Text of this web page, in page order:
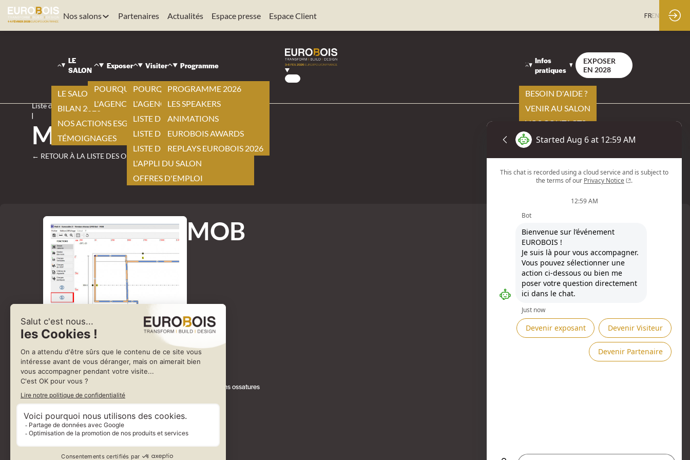
Nos salons Partenaires Actualités Espace presse Espace Client FREN
EUROBOIS
Visiter
Liste des offres
|
MOB
← RETOUR À LA LISTE DES OFFRES
MOB
MOB vous permet en un temps record de dimensionner vos construcitons ossatures
Dans cette version vous avez la nouvelle interface
Le zonage amélioré
... il ne reste qu'à construire... et réduire votre consommation de bois !
LE
SALON
LE SALON 2026
BILAN 2026
NOS ACTIONS ESG
TÉMOIGNAGES
Exposer
POURQUOI EXPOSER ?
L'AGENCEMENT BY EUROBOIS
Visiter
POURQUOI VISITER ?
L'AGENCEMENT BY EUROBOIS
LISTE DES EXPOSANTS
LISTE DES NOUVEAUTÉS
LISTE DES PRODUITS
L'APPLI DU SALON
OFFRES D'EMPLOI
Programme
PROGRAMME 2026
LES SPEAKERS
ANIMATIONS
EUROBOIS AWARDS
REPLAYS EUROBOIS 2026
Infos
pratiques
BESOIN D'AIDE ?
VENIR AU SALON
VOS CONTACTS
EXPOSER
EN 2028